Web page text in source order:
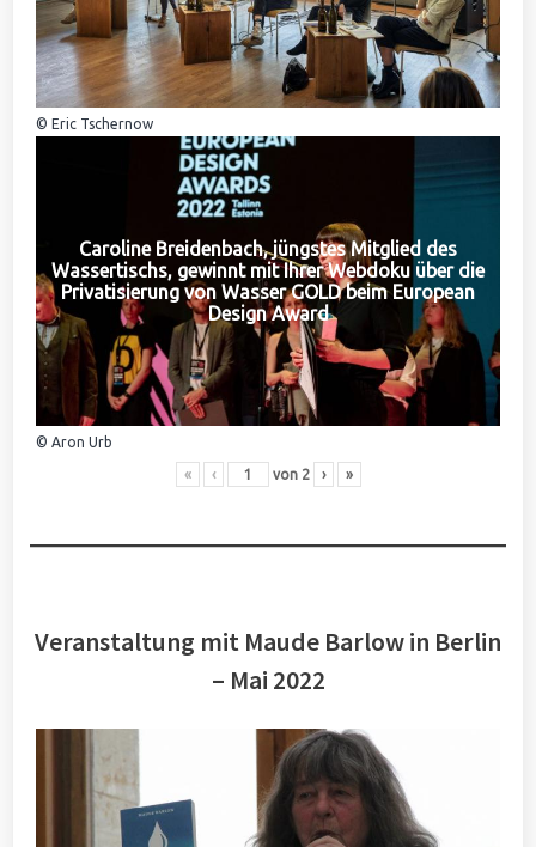
© Eric Tschernow
Caroline Breidenbach, jüngstes Mitglied des
Wassertischs, gewinnt mit Ihrer Webdoku über die
Privatisierung von Wasser GOLD beim European
Design Award
© Aron Urb
« ‹ von 2 › »
Veranstaltung mit Maude Barlow in Berlin
– Mai 2022